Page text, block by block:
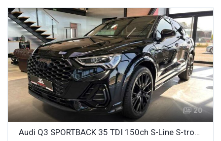
20
Audi Q3 SPORTBACK 35 TDI 150ch S-Line S-tronic 7